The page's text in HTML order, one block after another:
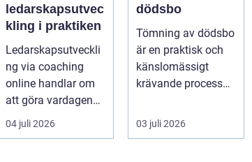
ledarskapsutvec
kling i praktiken
Ledarskapsutveckli
ng via coaching
online handlar om
att göra vardagen
som chef både mer
h...
04 juli 2026
dödsbo
Tömning av dödsbo
är en praktisk och
känslomässigt
krävande process
möter en gång ell...
03 juli 2026